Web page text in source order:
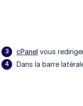
cPanel vous
Dans la barre